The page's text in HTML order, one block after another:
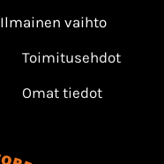
Ilmainen vaihto
Toimitusehdot
Omat tiedot